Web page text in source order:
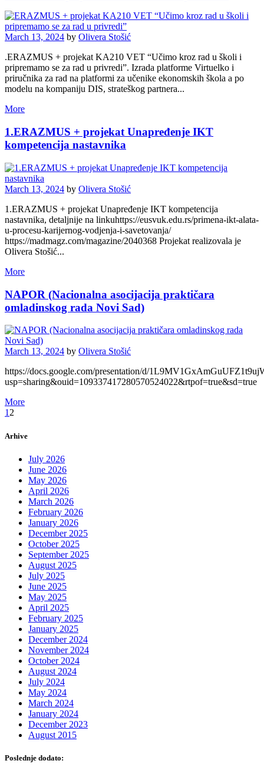
March 13, 2024 by Olivera Stošić
.ERAZMUS + projekat KA210 VET “Učimo kroz rad u školi i
pripremamo se za rad u privredi”. Izrada platforme Virtuelko i
priručnika za rad na platformi za učenike ekonomskih škola a po
modelu na kompaniju DIS, strateškog partnera...
More
1.ERAZMUS + projekat Unapređenje IKT
kompetencija nastavnika
March 13, 2024 by Olivera Stošić
1.ERAZMUS + projekat Unapređenje IKT kompetencija
nastavnika, detaljnije na linkuhttps://eusvuk.edu.rs/primena-ikt-alata-
u-procesu-karijernog-vodjenja-i-savetovanja/
https://madmagz.com/magazine/2040368 Projekat realizovala je
Olivera Stošić...
More
NAPOR (Nacionalna asocijacija praktičara
omladinskog rada Novi Sad)
March 13, 2024 by Olivera Stošić
https://docs.google.com/presentation/d/
usp=sharing&ouid=109337417280570524022&rtpof=true&sd=true
More
1 2
Arhive
July 2026
June 2026
May 2026
April 2026
March 2026
February 2026
January 2026
December 2025
October 2025
September 2025
August 2025
July 2025
June 2025
May 2025
April 2025
February 2025
January 2025
December 2024
November 2024
October 2024
August 2024
July 2024
May 2024
March 2024
January 2024
December 2023
August 2015
Poslednje dodato: